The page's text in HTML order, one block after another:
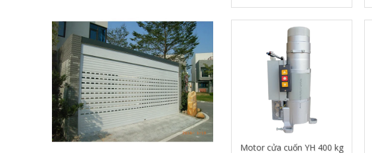
Motor cửa cuốn YH 400 kg